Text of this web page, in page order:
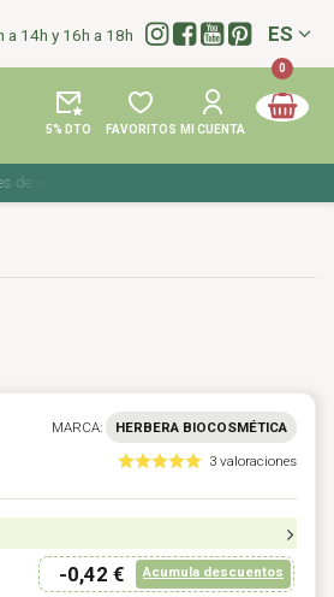
a 14h y 16h a 18h Idioma:
ES
5% DTO FAVORITOS MI CUENTA
0
☀️ ¡Del 27 julio al 9 agosto!
MARCA:
HERBERA BIOCOSMÉTICA
3 valoraciones
-0,42 € Acumula descuentos